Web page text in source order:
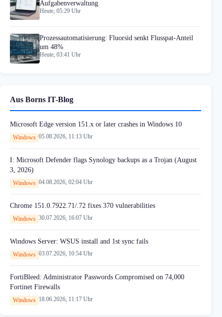
Aufgabenverwaltung
Heute, 05:29 Uhr
Prozessautomatisierung: Fluorsid senkt Flusspat-Anteil
um 48%
Heute, 03:41 Uhr
Aus Borns IT-Blog
Microsoft Edge version 151.x or later crashes in Windows 10
Windows 05.08.2026, 11:13 Uhr
I: Microsoft Defender flags Synology backups as a Trojan (August
3, 2026)
Windows 04.08.2026, 02:04 Uhr
Chrome 151.0.7922.71/.72 fixes 370 vulnerabilities
Windows 30.07.2026, 16:07 Uhr
Windows Server: WSUS install and 1st sync fails
Windows 03.07.2026, 10:54 Uhr
FortiBleed: Administrator Passwords Compromised on 74,000
Fortinet Firewalls
Windows 18.06.2026, 11:17 Uhr